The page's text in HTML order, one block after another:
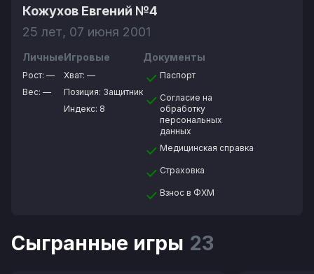
Кожухов Евгений №4
25 лет, 07 июня 2001
Личные
Рост: —
Вес: —
Игровые
Хват: —
Позиция: Защитник
Индекс: 8
Документы
Паспорт
Согласие на
обработку
персональных
данных
Медицинская справка
Страховка
Взнос в ФХМ
Сыгранные игры 23